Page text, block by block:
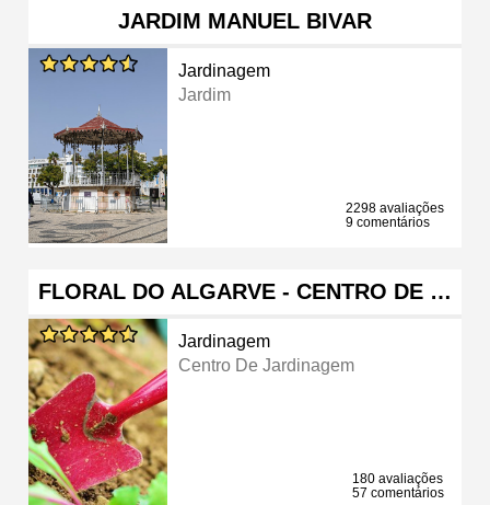
JARDIM MANUEL BIVAR
Jardinagem
Jardim
2298 avaliações
9 comentários
FLORAL DO ALGARVE - CENTRO DE …
Jardinagem
Centro De Jardinagem
180 avaliações
57 comentários